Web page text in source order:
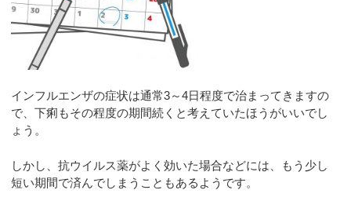
インフルエンザの症状は通常3～4日程度で治まってきますの
で、下痢もその程度の期間続くと考えていたほうがいいでし
ょう。
しかし、抗ウイルス薬がよく効いた場合などには、もう少し
短い期間で済んでしまうこともあるようです。